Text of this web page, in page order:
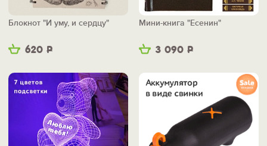
620 Р
Блокнот "И уму, и сердцу"
3 090 Р
Мини-книга "Есенин"